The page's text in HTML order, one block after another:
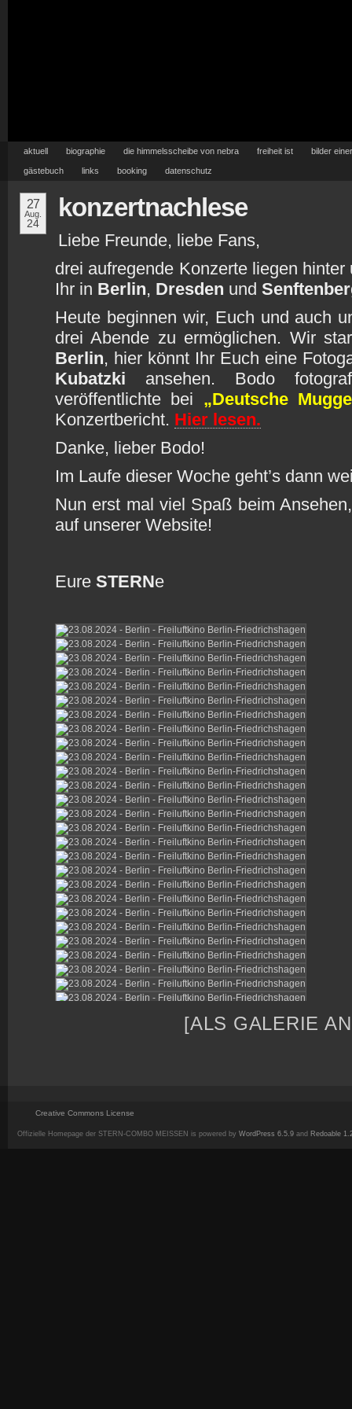
aktuell biographie die himmelsscheibe von nebra freiheit ist bilder
gästebuch links booking datenschutz
27
Aug.
24
konzertnachlese
Liebe Freunde, liebe Fans,
drei aufregende Konzerte liegen
Ihr in Berlin, Dresden und
Heute beginnen wir, Euch und auch
drei Abende zu ermöglichen. Wir
Berlin, hier könnt Ihr Euch eine
Kubatzki ansehen. Bodo
veröffentlichte bei „Deutsche
Konzertbericht. Hier lesen.
Danke, lieber Bodo!
Im Laufe dieser Woche geht’s dann
Nun erst mal viel Spaß beim
auf unserer Website!
Eure STERNe
[ALS GALERIE
Creative Commons License
Offizielle Homepage der STERN-COMBO MEISSEN is powered by WordPress 6.5.9 and Redoable